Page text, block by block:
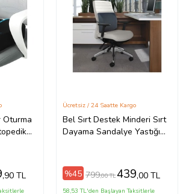
Oturma
,90 TL
Bel Sırt Destek Minderi Sırt
Dayama Sandalye Yastığı
Ücretsiz / 24 Saatte Kargo
%45 799,00 TL439,00 TL
58,53 TL'den Başlayan Taksitlerle